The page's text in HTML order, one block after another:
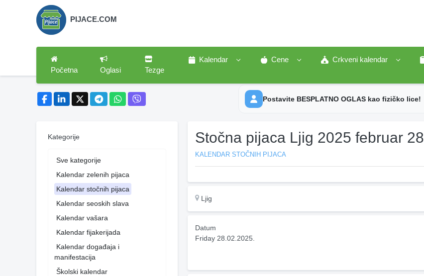
PIJACE.COM
Početna Oglasi Tezge
Kalendar Cene Crkveni kalendar
Postavite BESPLATNO OGLAS kao fizičko lice!
Kategorije
Sve kategorije
Kalendar zelenih pijaca
Kalendar stočnih pijaca
Kalendar seoskih slava
Kalendar vašara
Kalendar fijakerijada
Kalendar događaja i
manifestacija
Školski kalendar
Stočna pijaca Ljig 2025 februar 28
KALENDAR STOČNIH PIJACA
Ljig
Datum
Friday 28.02.2025.